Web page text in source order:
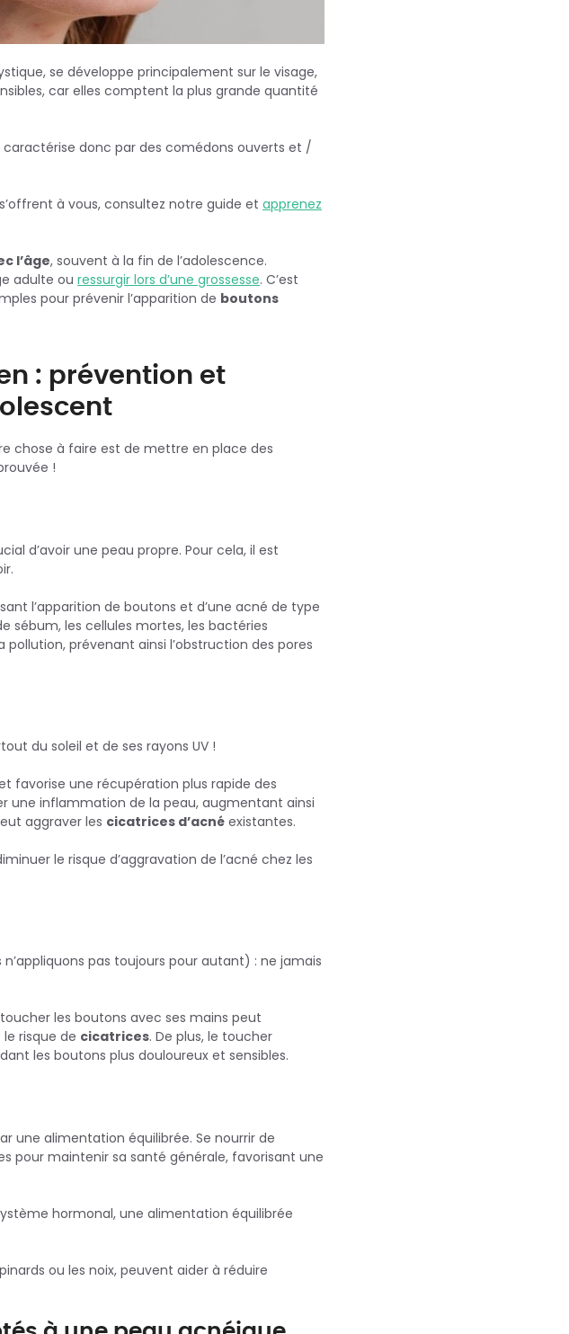
se développe principalement sur le visage,
car elles comptent la plus grande quantité
caractérise donc par des comédons ouverts et /
à vous, consultez notre guide et apprenez
l’âge, souvent à la fin de l’adolescence.
adulte ou ressurgir lors d’une grossesse. C’est
pour prévenir l’apparition de boutons
: prévention et
chose à faire est de mettre en place des
!
d’avoir une peau propre. Pour cela, il est
l’apparition de boutons et d’une acné de type
sébum, les cellules mortes, les bactéries
prévenant ainsi l’obstruction des pores
du soleil et de ses rayons UV !
favorise une récupération plus rapide des
une inflammation de la peau, augmentant ainsi
aggraver les cicatrices d’acné existantes.
le risque d’aggravation de l’acné chez les
pas toujours pour autant) : ne jamais
les boutons avec ses mains peut
risque de cicatrices. De plus, le toucher
les boutons plus douloureux et sensibles.
une alimentation équilibrée. Se nourrir de
pour maintenir sa santé générale, favorisant une
hormonal, une alimentation équilibrée
ou les noix, peuvent aider à réduire